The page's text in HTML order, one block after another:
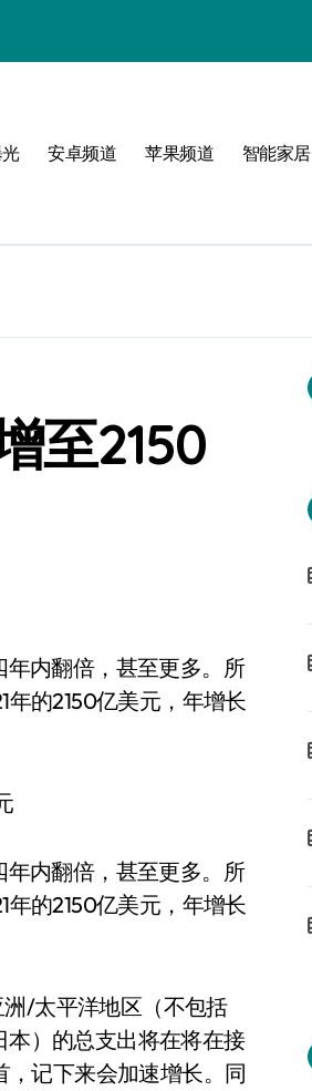
安卓频道 苹果频道 智能家居
至2150
年的2150亿美元，年增长
内翻倍，甚至更多。所
年的2150亿美元，年增长
/太平洋地区（不包括
）的总支出将在将在接
记下来会加速增长。同